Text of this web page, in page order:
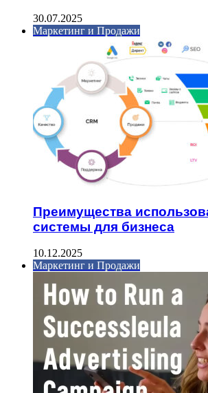
30.07.2025
Маркетинг и Продажи
Преимущества
системы для бизнеса
10.12.2025
Маркетинг и Продажи